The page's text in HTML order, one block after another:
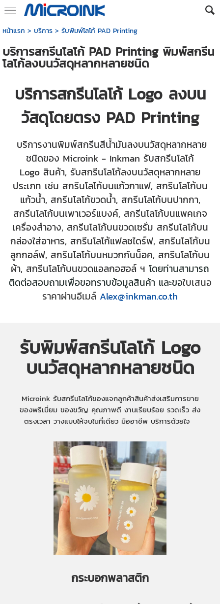
หน้าแรก > บริการ> รับพิมพ์โลโก้ PAD Printing
บริการสกรีนโลโก้ PAD Printing พิมพ์สกรีน
โลโก้ลงบนวัสดุหลากหลายชนิด
บริการสกรีนโลโก้ Logo ลงบน
วัสดุโดยตรง PAD Printing
บริการงานพิมพ์สกรีนสีน้ำมันลงบนวัสดุหลากหลาย
ชนิดของ Microink - Inkman รับสกรีนโลโก้
Logo สินค้า, รับสกรีนโลโก้ลงบนวัสดุหลากหลาย
ประเภท เช่น สกรีนโลโก้บนแก้วกาแฟ, สกรีนโลโก้บน
แก้วน้ำ, สกรีนโลโก้ขวดน้ำ, สกรีนโลโก้บนปากกา,
สกรีนโลโก้บนเพาเวอร์แบงค์, สกรีนโลโก้บนแพคเกจ
เครื่องสำอาง, สกรีนโลโก้บนขวดเซรั่ม สกรีนโลโก้บน
กล่องใส่อาหาร, สกรีนโลโก้แฟลชไดร์ฟ, สกรีนโลโก้บน
ลูกกอล์ฟ, สกรีนโลโก้บนหมวกกันน็อค, สกรีนโลโก้บน
ผ้า, สกรีนโลโก้บนขวดแอลกอฮอล์ ฯ โดยท่านสามารถ
ติดต่อสอบถามเพื่อขอทราบข้อมูลสินค้า และขอใบเสนอ
ราคาผ่านอีเมล์ Alex@inkman.co.th
รับพิมพ์สกรีนโลโก้ Logo
บนวัสดุหลากหลายชนิด
Microink รับสกรีนโลโก้ของแจกลูกค้าสินค้าส่งเสริมการขาย
ของพรีเมี่ยม ของขวัญ คุณภาพดี งานเรียบร้อย รวดเร็ว ส่ง
ตรงเวลา วางแบบให้จบในที่เดียว มืออาชีพ บริการด้วยใจ
กระบอกพลาสติก